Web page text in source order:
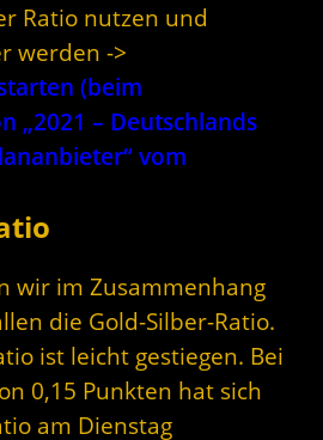
Ratio nutzen und
werden ->
(beim
„2021 – Deutschlands
vom
wir im Zusammenhang
die Gold-Silber-Ratio.
ist leicht gestiegen. Bei
0,15 Punkten hat sich
am Dienstag